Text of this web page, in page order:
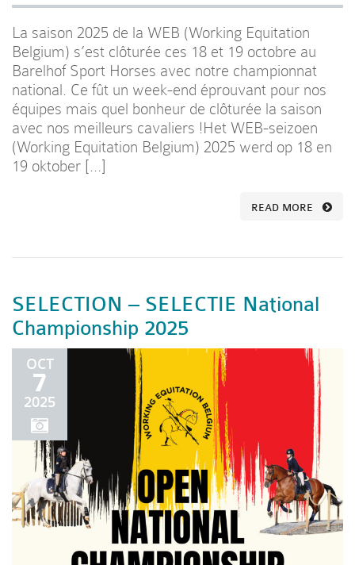
La saison 2025 de la WEB (Working Equitation
Belgium) s’est clôturée ces 18 et 19 octobre au
Barelhof Sport Horses avec notre championnat
national. Ce fût un week-end éprouvant pour nos
équipes mais quel bonheur de clôturée la saison
avec nos meilleurs cavaliers !Het WEB-seizoen
(Working Equitation Belgium) 2025 werd op 18 en
19 oktober […]
READ MORE
SELECTION – SELECTIE National
Championship 2025
OCT
7
2025